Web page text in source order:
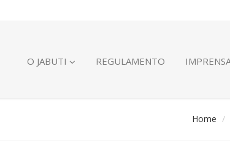
O JABUTI REGULAMENTO
Home